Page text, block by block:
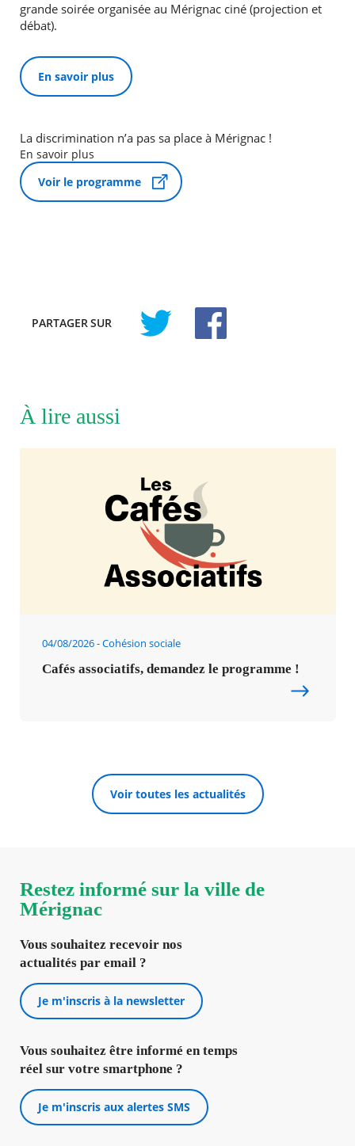
grande soirée organisée au Mérignac ciné (projection et
débat).
En savoir plus
La discrimination n’a pas sa place à Mérignac !
En savoir plus
Voir le programme
PARTAGERSUR
À lire aussi
04/08/2026 Cohésion sociale
Cafés associatifs, demandez le programme !
Voir toutes les actualités
Restez informé sur la ville de
Mérignac
Vous souhaitez recevoir nos
actualités par email ?
Je m'inscris à la newsletter
Vous souhaitez être informé en temps
réel sur votre smartphone ?
Je m'inscris aux alertes SMS